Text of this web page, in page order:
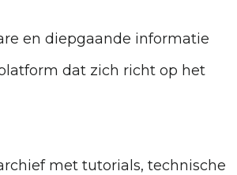
en diepgaande informatie
dat zich richt op het
met tutorials, technische